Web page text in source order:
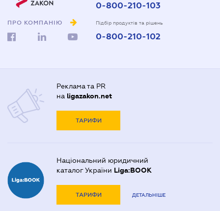
ПРО КОМПАНІЮ
0-800-210-103
Підбір продуктів та рішень
0-800-210-102
Реклама та PR
на ligazakon.net
ТАРИФИ
Національний юридичний
каталог України Liga:BOOK
ТАРИФИ ДЕТАЛЬНІШЕ